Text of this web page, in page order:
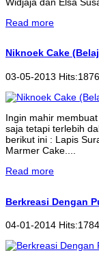
Read more
Niknoek Cake
03-05-2013
Ingin mahir
saja tetapi terlebih
berikut ini : Lapis
Marmer Cake....
Read more
Berkreasi Dengan
04-01-2014